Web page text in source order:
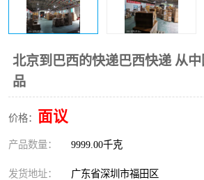
北京到巴西的快递巴西快递 从
品
价格： 面议
产品数量： 9999.00千克
发货地址： 广东省深圳市福田区